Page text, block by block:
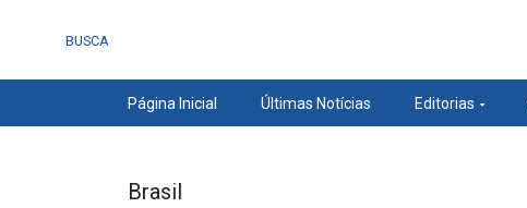
BUSCA
Página Inicial Últimas Notícias Editorias
Brasil